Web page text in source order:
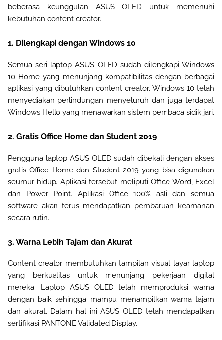
beberasa keunggulan ASUS OLED untuk memenuhi
kebutuhan content creator.
1. Dilengkapi dengan Windows 10
Semua seri laptop ASUS OLED sudah dilengkapi Windows
10 Home yang menunjang kompatibilitas dengan berbagai
aplikasi yang dibutuhkan content creator. Windows 10 telah
menyediakan perlindungan menyeluruh dan juga terdapat
Windows Hello yang menawarkan sistem pembaca sidik jari.
2. Gratis Office Home dan Student 2019
Pengguna laptop ASUS OLED sudah dibekali dengan akses
gratis Office Home dan Student 2019 yang bisa digunakan
seumur hidup. Aplikasi tersebut meliputi Office Word, Excel
dan Power Point. Aplikasi Office 100% asli dan semua
software akan terus mendapatkan pembaruan keamanan
secara rutin.
3. Warna Lebih Tajam dan Akurat
Content creator membutuhkan tampilan visual layar laptop
yang berkualitas untuk menunjang pekerjaan digital
mereka. Laptop ASUS OLED telah memproduksi warna
dengan baik sehingga mampu menampilkan warna tajam
dan akurat. Dalam hal ini ASUS OLED telah mendapatkan
sertifikasi PANTONE Validated Display.